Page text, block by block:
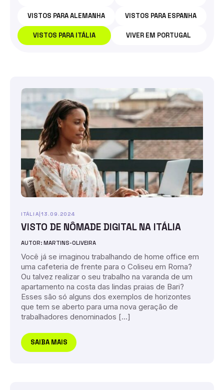
VISTOS PARA ALEMANHA VISTOS PARA ESPANHA
VISTOS PARA ITÁLIA VIVER EM PORTUGAL
ITÁLIA|13.09.2024
VISTO DE NÔMADE DIGITAL NA ITÁLIA
AUTOR: MARTINS-OLIVEIRA
Você já se imaginou trabalhando de home office em
uma cafeteria de frente para o Coliseu em Roma?
Ou talvez realizar o seu trabalho na varanda de um
apartamento na costa das lindas praias de Bari?
Esses são só alguns dos exemplos de horizontes
que tem se aberto para uma nova geração de
trabalhadores denominados […]
SAIBA MAIS